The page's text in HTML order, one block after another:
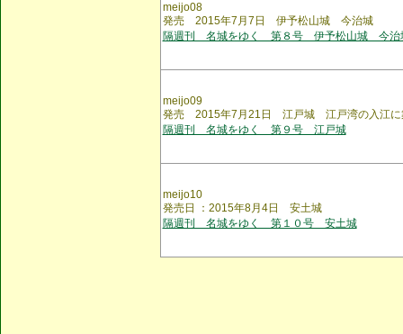
meijo08
発売 2015年7月7日 伊予松山城 今治城
隔週刊 名城をゆく 第８号 伊予松山城 今治
meijo09
発売 2015年7月21日 江戸城 江戸湾の入江に
隔週刊 名城をゆく 第９号 江戸城
meijo10
発売日 ：2015年8月4日 安土城
隔週刊 名城をゆく 第１０号 安土城